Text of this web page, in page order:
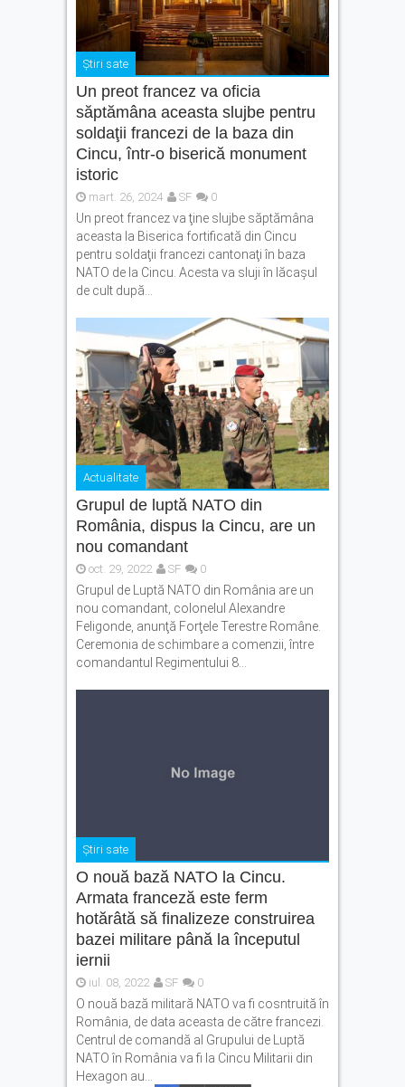
Știri sate
Un preot francez va oficia
săptămâna aceasta slujbe pentru
soldaţii francezi de la baza din
Cincu, într-o biserică monument
istoric
mart. 26, 2024 SF 0
Un preot francez va ţine slujbe săptămâna
aceasta la Biserica fortificată din Cincu
pentru soldaţii francezi cantonaţi în baza
NATO de la Cincu. Acesta va sluji în lăcaşul
de cult după...
Actualitate
Grupul de luptă NATO din
România, dispus la Cincu, are un
nou comandant
oct. 29, 2022 SF 0
Grupul de Luptă NATO din România are un
nou comandant, colonelul Alexandre
Feligonde, anunţă Forţele Terestre Române.
Ceremonia de schimbare a comenzii, între
comandantul Regimentului 8...
Știri sate
O nouă bază NATO la Cincu.
Armata franceză este ferm
hotărâtă să finalizeze construirea
bazei militare până la începutul
iernii
iul. 08, 2022 SF 0
O nouă bază militară NATO va fi cosntruită în
România, de data aceasta de către francezi.
Centrul de comandă al Grupului de Luptă
NATO în România va fi la Cincu Militarii din
Hexagon au...